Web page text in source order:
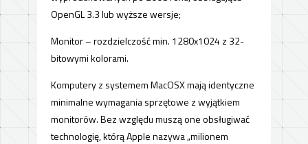
OpenGL 3.3 lub wyższe wersje;
Monitor – rozdzielczość min. 1280x1024 z 32-
bitowymi kolorami.
Komputery z systemem MacOSX mają identyczne
minimalne wymagania sprzętowe z wyjątkiem
monitorów. Bez względu muszą one obsługiwać
technologię, którą Apple nazywa „milionem